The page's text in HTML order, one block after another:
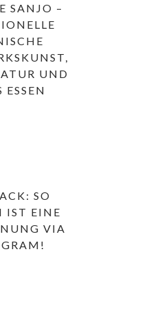
SANJO –
UND
ESSEN
SO
IST EINE
VIA